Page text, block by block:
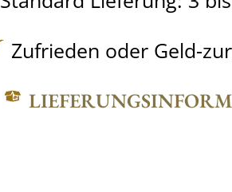
Zufrieden oder Geld-